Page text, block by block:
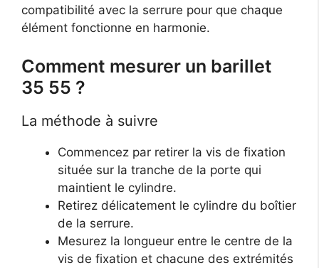
compatibilité avec la serrure pour que chaque
élément fonctionne en harmonie.
Comment mesurer un barillet
35 55 ?
La méthode à suivre
Commencez par retirer la vis de fixation
située sur la tranche de la porte qui
maintient le cylindre.
Retirez délicatement le cylindre du boîtier
de la serrure.
Mesurez la longueur entre le centre de la
vis de fixation et chacune des extrémités